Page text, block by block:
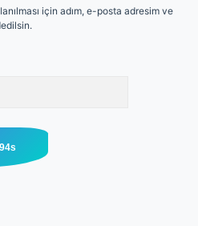
için adım, e-posta adresim ve